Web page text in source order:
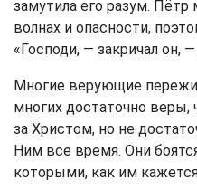
замутила его разум.
волнах и опасности,
«Господи, — закричал он,
Многие верующие
многих достаточно
за Христом, но не
Ним все время. Они
которыми, как им